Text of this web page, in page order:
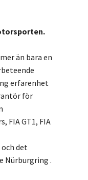
än bara en
erfarenhet
för
FIA GT1, FIA
och det
Nürburgring .